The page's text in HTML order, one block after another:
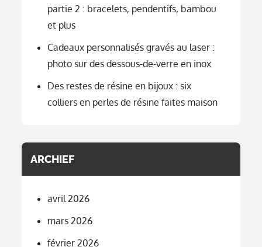
partie 2 : bracelets, pendentifs, bambou
et plus
Cadeaux personnalisés gravés au laser :
photo sur des dessous-de-verre en inox
Des restes de résine en bijoux : six
colliers en perles de résine faites maison
ARCHIEF
avril 2026
mars 2026
février 2026